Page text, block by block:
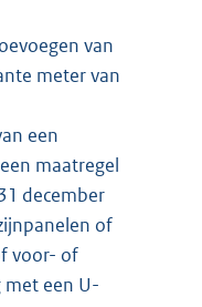
van
meter van
een
maatregel
december
of
voor- of
met een U-